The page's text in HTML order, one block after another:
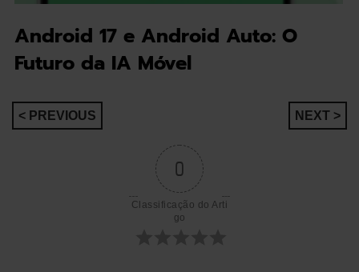
Android 17 e Android Auto: O
Futuro da IA Móvel
Navegação
< PREVIOUS NEXT >
0
Classificação do Arti
go